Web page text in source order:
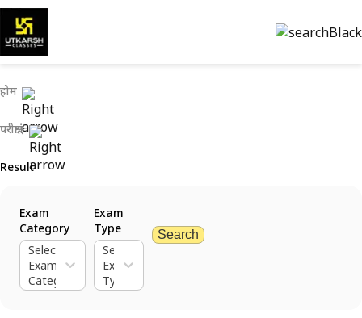
होम
परीक्षाएं
Result
Exam
Category
Select
Exam
Category
Exam
Type
Select
Exam
Type
Search